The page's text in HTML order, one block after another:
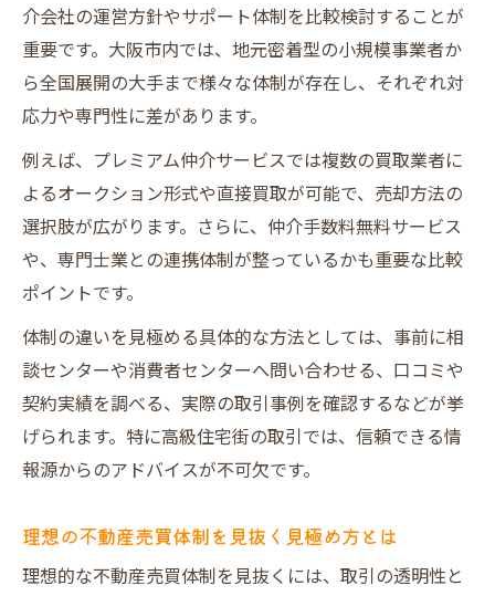
は
用語理解が不動産売買トラブル防止の第一
歩
不動産売買トラブル相談先を知って備える
大阪の不動産売買で頼れる相談窓口一覧
不動産トラブル時に活用できる相談センタ
ー
消費者センターが不動産売買体制に与える
弁護士や専門団体に相談する効果的な方法
不動産売買の相談先選びで失敗を防ぐコツ
介会社の運営方針やサポート体制を比較検討することが
重要です。大阪市内では、地元密着型の小規模事業者か
ら全国展開の大手まで様々な体制が存在し、それぞれ対
応力や専門性に差があります。
例えば、プレミアム仲介サービスでは複数の買取業者に
よるオークション形式や直接買取が可能で、売却方法の
選択肢が広がります。さらに、仲介手数料無料サービス
や、専門士業との連携体制が整っているかも重要な比較
ポイントです。
体制の違いを見極める具体的な方法としては、事前に相
談センターや消費者センターへ問い合わせる、口コミや
契約実績を調べる、実際の取引事例を確認するなどが挙
げられます。特に高級住宅街の取引では、信頼できる情
報源からのアドバイスが不可欠です。
理想の不動産売買体制を見抜く見極め方とは
理想的な不動産売買体制を見抜くには、取引の透明性と